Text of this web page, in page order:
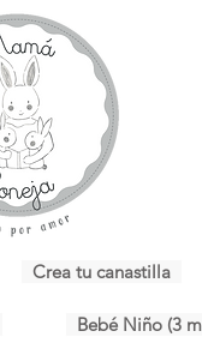
Crea tu canastilla
Bebé Niño (3